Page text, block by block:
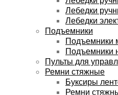
Лебедки
Лебедки
Подъемники
Подъемники
Подъемники
Пульты для
Ремни стяжные
Буксиры
Ремни